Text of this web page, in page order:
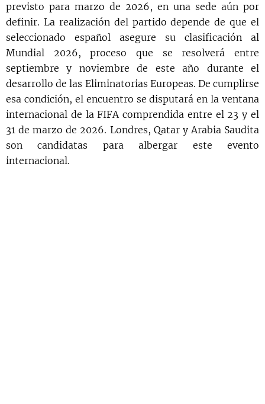
previsto para marzo de 2026, en una sede aún por
definir. La realización del partido depende de que el
seleccionado español asegure su clasificación al
Mundial 2026, proceso que se resolverá entre
septiembre y noviembre de este año durante el
desarrollo de las Eliminatorias Europeas. De cumplirse
esa condición, el encuentro se disputará en la ventana
internacional de la FIFA comprendida entre el 23 y el
31 de marzo de 2026. Londres, Qatar y Arabia Saudita
son candidatas para albergar este evento
internacional.